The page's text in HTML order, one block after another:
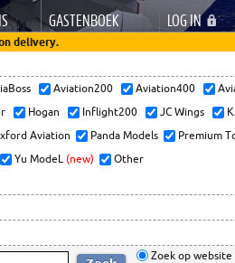
GASTENBOEK LOGIN
delivery.
Aviation200 Aviation400
Hogan Inflight200 JC Wings
Aviation Panda Models Premium
Yu ModeL (new) Other
Zoek op website